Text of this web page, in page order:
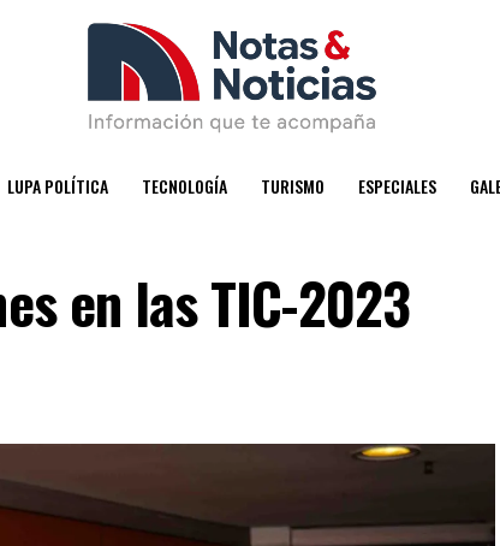
LUPA POLÍTICA TECNOLOGÍA TURISMO ESPECIALES
en las TIC-2023